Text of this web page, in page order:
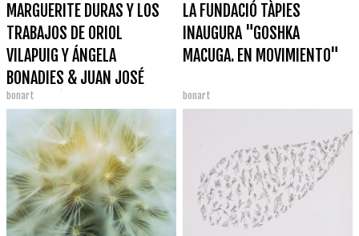
MARGUERITE DURAS Y LOS
TRABAJOS DE ORIOL
VILAPUIG Y ÁNGELA
BONADIES & JUAN JOSÉ
OLAVARRÍA EN LA VIRREINA
bonart
LA FUNDACIÓ TÀPIES
INAUGURA "GOSHKA
MACUGA. EN MOVIMIENTO"
bonart